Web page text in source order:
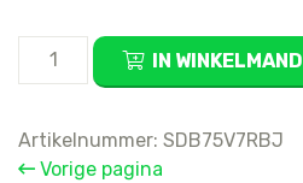
Huawei
P20
Front-
facing
IN WINKELMAND
Artikelnummer: SDB75V7RBJ
Vorige pagina